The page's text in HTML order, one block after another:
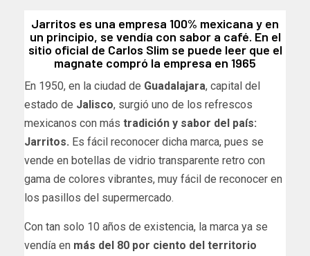
Jarritos es una empresa 100% mexicana y en
un principio, se vendía con sabor a café. En el
sitio oficial de Carlos Slim se puede leer que el
magnate compró la empresa en 1965
En 1950, en la ciudad de Guadalajara, capital del
estado de Jalisco, surgió uno de los refrescos
mexicanos con más tradición y sabor del país:
Jarritos. Es fácil reconocer dicha marca, pues se
vende en botellas de vidrio transparente retro con
gama de colores vibrantes, muy fácil de reconocer en
los pasillos del supermercado.
Con tan solo 10 años de existencia, la marca ya se
vendía en más del 80 por ciento del territorio